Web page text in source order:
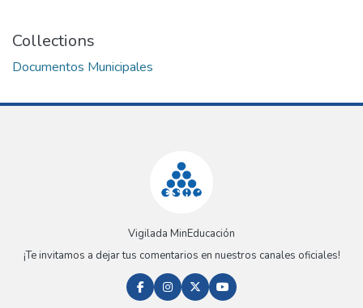
Collections
Documentos Municipales
Vigilada MinEducación
¡Te invitamos a dejar tus comentarios en nuestros canales oficiales!